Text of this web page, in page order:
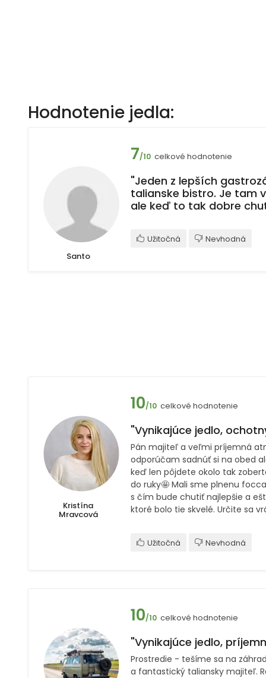
Hodnotenie jedla:
Santo
7/10 celkové hodnotenie
"Jeden z lepších
talianske bistro. Je tam
ale keď to tak dobre
Užitočná
Nevhodná
Kristína
Mravcová
10/10 celkové hodnotenie
"Vynikajúce jedlo,
Pán majiteľ a veľmi príjemná
odporúčam sadnúť si na obed
keď len pôjdete okolo tak
do ruky🤩 Mali sme plnenu
s čím bude chutiť najlepšie a
ktoré bolo tie skvelé. Určite sa
Užitočná Nevhodná
10/10 celkové hodnotenie
"Vynikajúce jedlo,
Prostredie - tešíme sa na
a fantastický taliansky majiteľ.